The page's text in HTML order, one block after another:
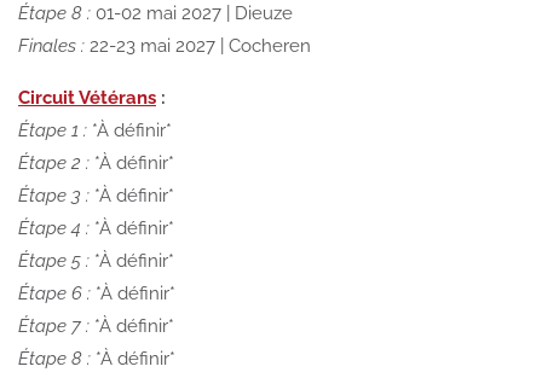
Étape 8 : 01-02 mai 2027 | Dieuze
Finales : 22-23 mai 2027 | Cocheren
Circuit Vétérans :
Étape 1 : *À définir*
Étape 2 : *À définir*
Étape 3 : *À définir*
Étape 4 : *À définir*
Étape 5 : *À définir*
Étape 6 : *À définir*
Étape 7 : *À définir*
Étape 8 : *À définir*